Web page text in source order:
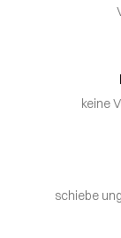
keine
schiebe